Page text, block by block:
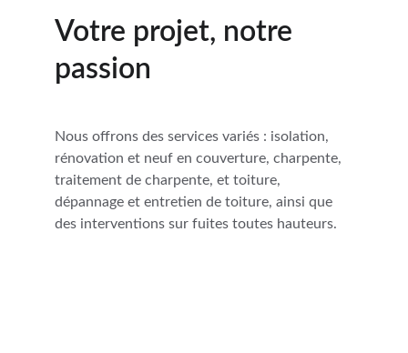
Votre projet, notre
passion
Nous offrons des services variés : isolation,
rénovation et neuf en couverture, charpente,
traitement de charpente, et toiture,
dépannage et entretien de toiture, ainsi que
des interventions sur fuites toutes hauteurs.